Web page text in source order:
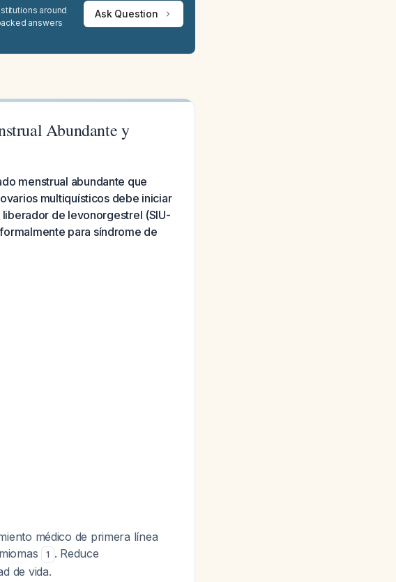
around
answers
Ask Question
Abundante y
menstrual abundante que
multiquísticos debe iniciar
de levonorgestrel (SIU-
para síndrome de
médico de primera línea
1 . Reduce
de vida.